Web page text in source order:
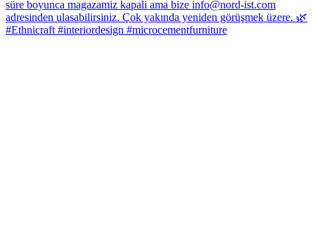
#Ethnicraft #interiordesign #microcementfurniture